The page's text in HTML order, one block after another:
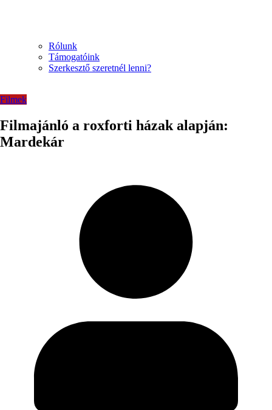
Rólunk
Támogatóink
Szerkesztő szeretnél lenni?
Filmek
Filmajánló a roxforti házak alapján:
Mardekár